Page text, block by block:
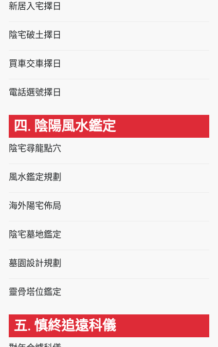
新居入宅擇日
陰宅破土擇日
買車交車擇日
電話選號擇日
四. 陰陽風水鑑定
陰宅尋龍點穴
風水鑑定規劃
海外陽宅佈局
陰宅墓地鑑定
墓園設計規劃
靈骨塔位鑑定
五. 慎終追遠科儀